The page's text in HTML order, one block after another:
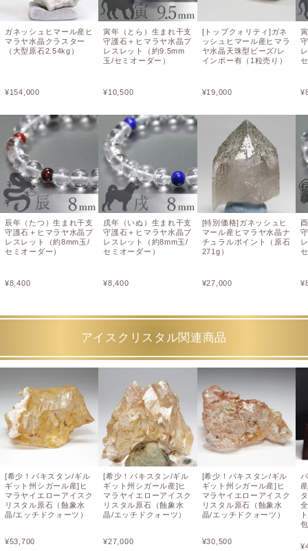
ガネッシュヒマール産ヒ
マラヤ水晶クラスター
（大型原石2.54kg）
¥154,000
辰年（たつ）生まれ干支
守護石＋ヒマラヤ水晶ブ
レスレット（約8mm玉/
セミオーダー）
¥8,400
寅年（とら）生まれ干支
守護石＋ヒマラヤ水晶ブ
レスレット（約9.5mm
玉/セミオーダー）
¥10,500
戌年（いぬ）生まれ干支
守護石＋ヒマラヤ水晶ブ
レスレット（約8mm玉/
セミオーダー）
¥8,400
[トップクォリティ]ガネ
ッシュヒマール産ヒマラ
ヤ水晶天珠型ビーズ/レ
インボー有（1粒売り）
¥19,000
[特別価格]ガネッシュヒ
マール産ヒマラヤ水晶ナ
チュラルポイント（原石
271g）
¥27,000
¥
¥
アイスクリスタル関連商品
[希少！パキスタン/ギル
ギット州シガール産]ヒ
マラヤイエローアイスク
リスタル原石（蝕象水
晶/エッチドクォーツ）
¥53,700
[希少！パキスタン/ギル
ギット州シガール産]ヒ
マラヤイエローアイスク
リスタル原石（蝕象水
晶/エッチドクォーツ）
¥27,000
[希少！パキスタン/ギル
ギット州シガール産]ヒ
マラヤイエローアイスク
リスタル原石（蝕象水
晶/エッチドクォーツ）
¥30,500
¥